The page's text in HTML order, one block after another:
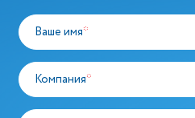
Ваше имя*
Компания*